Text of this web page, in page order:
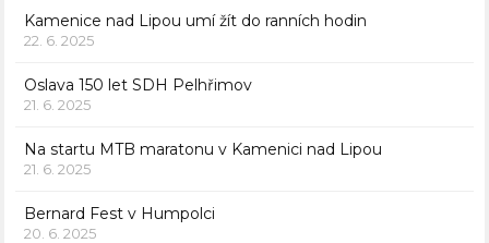
Kamenice nad Lipou umí žít do ranních hodin
22. 6. 2025
Oslava 150 let SDH Pelhřimov
21. 6. 2025
Na startu MTB maratonu v Kamenici nad Lipou
21. 6. 2025
Bernard Fest v Humpolci
20. 6. 2025